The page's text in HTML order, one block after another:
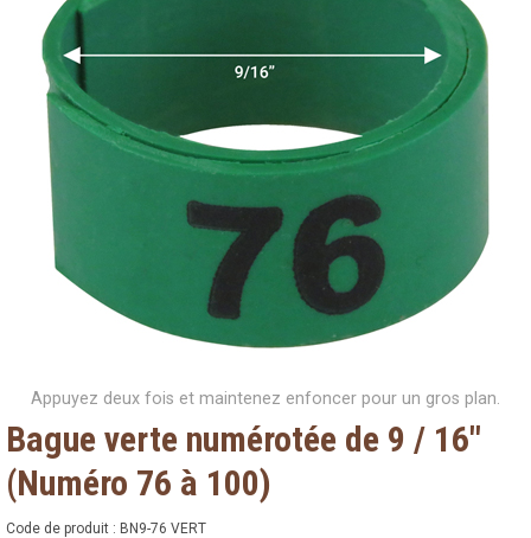
Nous joindre
Appuyez deux fois et maintenez enfoncer pour un gros plan.
Bague verte numérotée de 9 / 16"
(Numéro 76 à 100)
Code de produit : BN9-76 VERT